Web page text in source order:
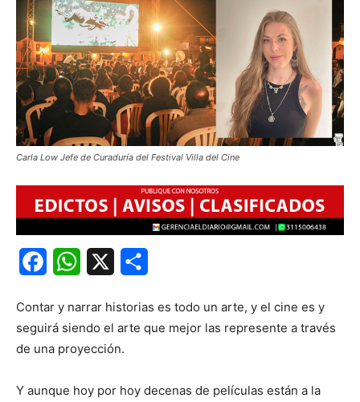
Carla Low Jefe de Curaduría del Festival Villa del Cine
FacebookWhatsApp
Contar y narrar historias es todo un arte, y el cine es y
seguirá siendo el arte que mejor las represente a través
de una proyección.
Y aunque hoy por hoy decenas de películas están a la